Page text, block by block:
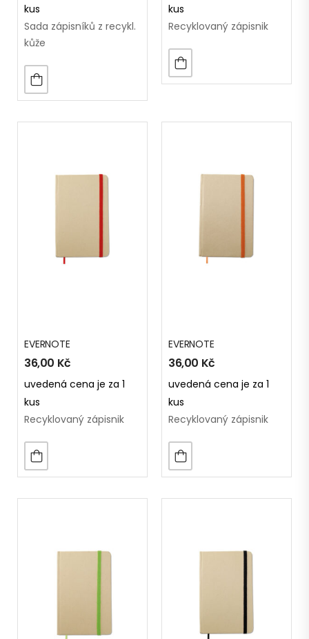
kus
Sada zápisníků z recykl.
kůže
kus
Recyklovaný zápisnik
EVERNOTE
36,00 Kč
uvedená cena je za 1
kus
Recyklovaný zápisnik
EVERNOTE
36,00 Kč
uvedená cena je za 1
kus
Recyklovaný zápisnik